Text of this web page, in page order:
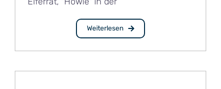
Weiterlesen